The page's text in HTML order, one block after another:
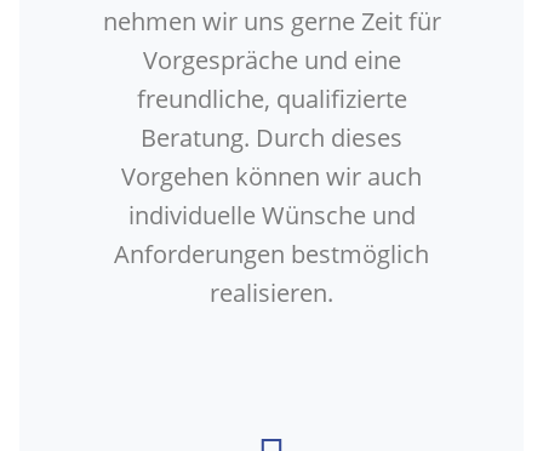
nehmen wir uns gerne Zeit für
Vorgespräche und eine
freundliche, qualifizierte
Beratung. Durch dieses
Vorgehen können wir auch
individuelle Wünsche und
Anforderungen bestmöglich
realisieren.